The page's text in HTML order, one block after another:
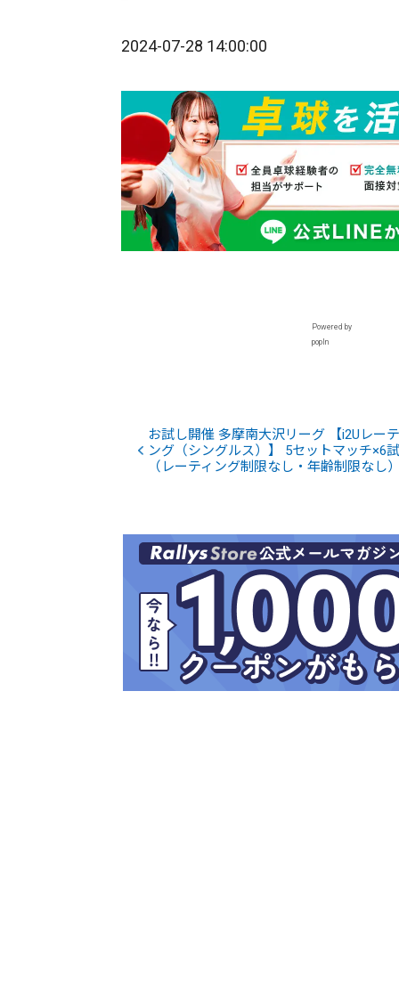
2024-07-28 14:00:00
Powered by
popIn
お試し開催 多摩南大沢リーグ 【i2Uレー
ング（シングルス）】 5セットマッチ×6
（レーティング制限なし・年齢制限なし